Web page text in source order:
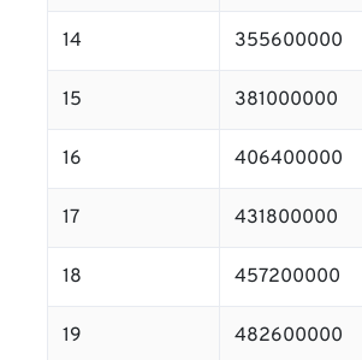
14 355600000
15 381000000
16 406400000
17 431800000
18 457200000
19 482600000